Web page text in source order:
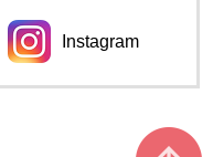
きます。
Instagram
別のウィンドウ